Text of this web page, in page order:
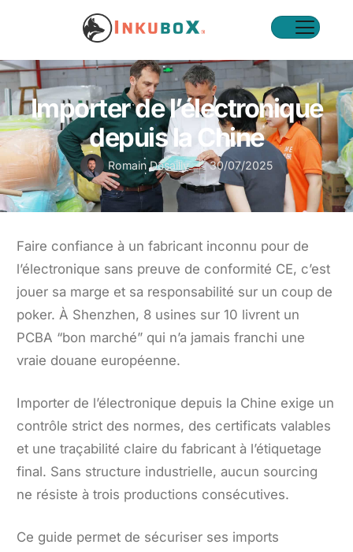
Importer de l’électronique
depuis la Chine
Romain Desailly 30/07/2025
Faire confiance à un fabricant inconnu pour de
l’électronique sans preuve de conformité CE, c’est
jouer sa marge et sa responsabilité sur un coup de
poker. À Shenzhen, 8 usines sur 10 livrent un
PCBA “bon marché” qui n’a jamais franchi une
vraie douane européenne.
Importer de l’électronique depuis la Chine exige un
contrôle strict des normes, des certificats valables
et une traçabilité claire du fabricant à l’étiquetage
final. Sans structure industrielle, aucun sourcing
ne résiste à trois productions consécutives.
Ce guide permet de sécuriser ses imports